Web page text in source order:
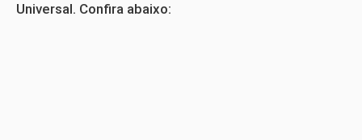
Universal. Confira abaixo: